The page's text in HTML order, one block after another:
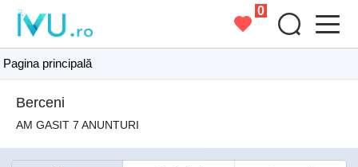
0
Pagina principală
Berceni
AM GASIT 7 ANUNTURI